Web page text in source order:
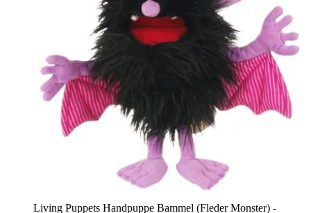
Living Puppets Handpuppe Bammel (Fleder Monster) -